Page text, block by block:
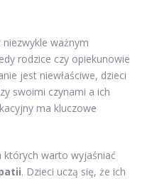
ważnym
rodzice czy opiekunowie
jest niewłaściwe, dzieci
swoimi czynami a ich
ma kluczowe
których warto wyjaśniać
. Dzieci uczą się, że ich